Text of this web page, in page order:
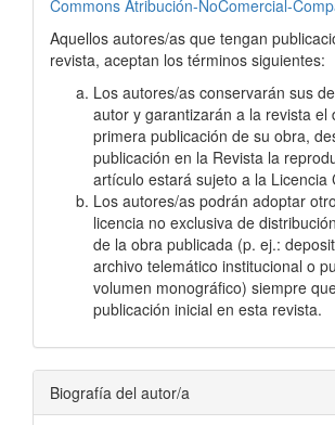
Commons Atribución-NoComercial-
Aquellos autores/as que tengan
revista, aceptan los términos siguientes:
Los autores/as conservarán sus
autor y garantizarán a la revista el
primera publicación de su obra,
publicación en la Revista la
artículo estará sujeto a la Licencia
Los autores/as podrán adoptar
licencia no exclusiva de
de la obra publicada (p. ej.:
archivo telemático institucional o
volumen monográfico) siempre
publicación inicial en esta revista.
Biografía del autor/a